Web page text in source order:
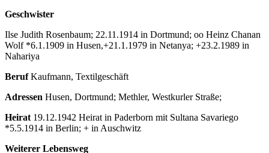
Geschwister
Ilse Judith Rosenbaum; 22.11.1914 in Dortmund; oo Heinz Chanan
Wolf *6.1.1909 in Husen,+21.1.1979 in Netanya; +23.2.1989 in
Nahariya
BerufKaufmann, Textilgeschäft
Adressen Husen, Dortmund; Methler, Westkurler Straße;
Heirat 19.12.1942 Heirat in Paderborn mit Sultana Savariego
*5.5.1914 in Berlin; + in Auschwitz
Weiterer Lebensweg